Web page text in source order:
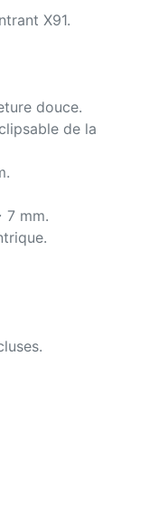
X91.
douce.
de la
7 mm.